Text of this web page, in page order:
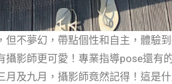
但不夢幻，帶點個性和自主，體驗
攝影師更可愛！專業指導pose還有
月及九月，攝影師竟然記得！這是